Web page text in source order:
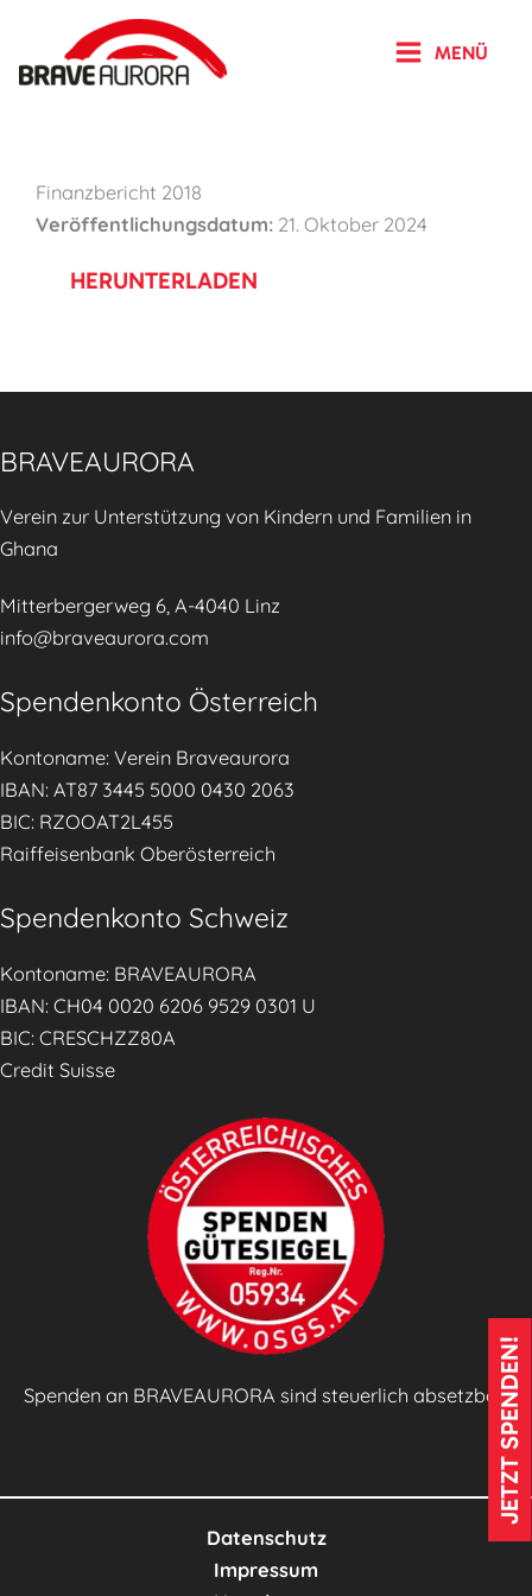
JETZT SPENDEN!
springen
MENÜ
Finanzbericht 2018
Veröffentlichungsdatum: 21. Oktober 2024
HERUNTERLADEN
BRAVEAURORA
Verein zur Unterstützung von Kindern und Familien in
Ghana
Mitterbergerweg 6, A-4040 Linz
info@braveaurora.com
Spendenkonto Österreich
Kontoname: Verein Braveaurora
IBAN: AT87 3445 5000 0430 2063
BIC: RZOOAT2L455
Raiffeisenbank Oberösterreich
Spendenkonto Schweiz
Kontoname: BRAVEAURORA
IBAN: CH04 0020 6206 9529 0301 U
BIC: CRESCHZZ80A
Credit Suisse
Spenden an BRAVEAURORA sind steuerlich absetzbar!
Datenschutz
Impressum